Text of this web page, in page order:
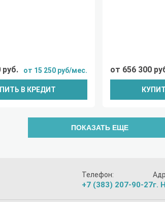
руб. от 15 250 руб/мес.
В КРЕДИТ
от 656 300
ПОКАЗАТЬ ЕЩЕ
Телефон:
+7 (383) 207-90-27г.